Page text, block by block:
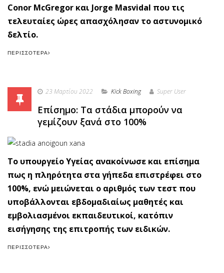
Conor McGregor και Jorge Masvidal που τις
τελευταίες ώρες απασχόλησαν το αστυνομικό
δελτίο.
ΠΕΡΙΣΣΌΤΕΡΑ
23 Μαρτίου 2022 Κick Boxing Super User
Επίσημο: Τα στάδια μπορούν να
γεμίζουν ξανά στο 100%
Το υπουργείο Υγείας ανακοίνωσε και επίσημα
πως η πληρότητα στα γήπεδα επιστρέφει στο
100%, ενώ μειώνεται ο αριθμός των τεστ που
υποβάλλονται εβδομαδιαίως μαθητές και
εμβολιασμένοι εκπαιδευτικοί, κατόπιν
εισήγησης της επιτροπής των ειδικών.
ΠΕΡΙΣΣΌΤΕΡΑ